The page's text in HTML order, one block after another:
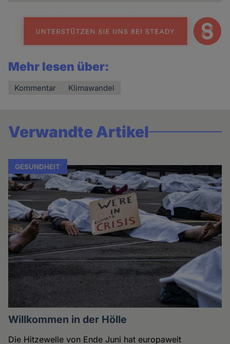
Mehr lesen über:
Kommentar Klimawandel
Verwandte Artikel
GESUNDHEIT
Willkommen in der Hölle
Die Hitzewelle von Ende Juni hat europaweit